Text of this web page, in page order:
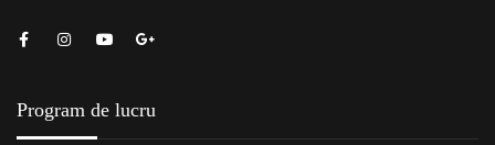
Program de lucru